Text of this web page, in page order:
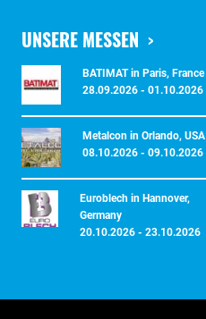
UNSERE MESSEN
BATIMAT in Paris, France
28.09.2026 - 01.10.2026
Metalcon in Orlando, USA
08.10.2026 - 09.10.2026
Euroblech in Hannover,
Germany
20.10.2026 - 23.10.2026